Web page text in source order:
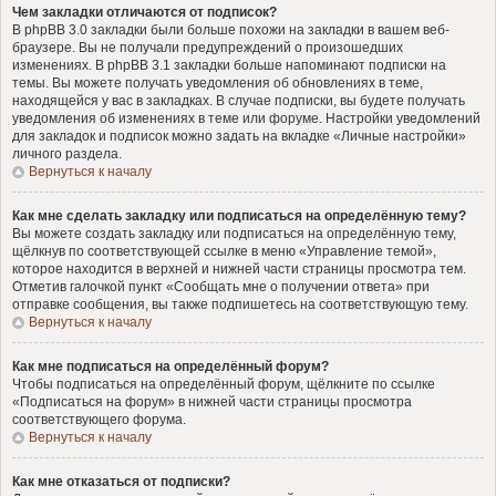
Чем закладки отличаются от подписок?
В phpBB 3.0 закладки были больше похожи на закладки в вашем веб-
браузере. Вы не получали предупреждений о произошедших
изменениях. В phpBB 3.1 закладки больше напоминают подписки на
темы. Вы можете получать уведомления об обновлениях в теме,
находящейся у вас в закладках. В случае подписки, вы будете получать
уведомления об изменениях в теме или форуме. Настройки уведомлений
для закладок и подписок можно задать на вкладке «Личные настройки»
личного раздела.
Вернуться к началу
Как мне сделать закладку или подписаться на определённую тему?
Вы можете создать закладку или подписаться на определённую тему,
щёлкнув по соответствующей ссылке в меню «Управление темой»,
которое находится в верхней и нижней части страницы просмотра тем.
Отметив галочкой пункт «Сообщать мне о получении ответа» при
отправке сообщения, вы также подпишетесь на соответствующую тему.
Вернуться к началу
Как мне подписаться на определённый форум?
Чтобы подписаться на определённый форум, щёлкните по ссылке
«Подписаться на форум» в нижней части страницы просмотра
соответствующего форума.
Вернуться к началу
Как мне отказаться от подписки?